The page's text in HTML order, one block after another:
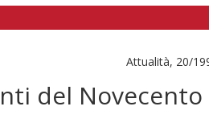
Attualità, 20/
del Novecento